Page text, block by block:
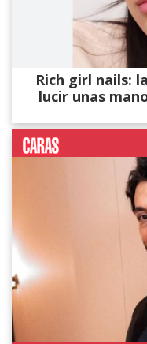
Rich girl nails:
lucir unas